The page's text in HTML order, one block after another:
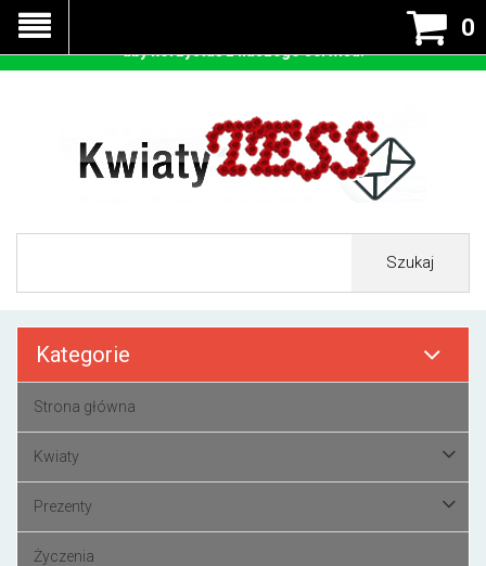
0
Szukaj
Kategorie
Strona główna
Kwiaty
Prezenty
Życzenia
Nasza strona korzysta z cookies - czyli tzw ciastek w celu
prawidłowego działania. Zaakceptuj przyjmowanie cookies
aby korzystać z naszego serwisu.